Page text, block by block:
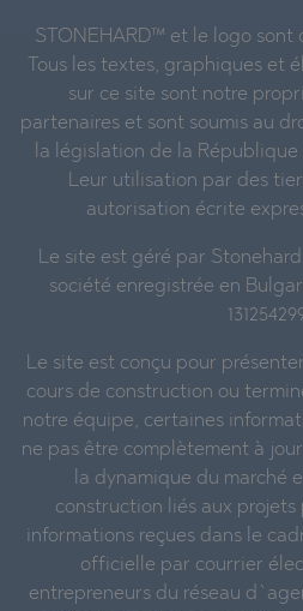
STONEHARD™ et le logo sont
Tous les textes, graphiques et
sur ce site sont notre
partenaires et sont soumis au
la législation de la
Leur utilisation par des
autorisation écrite
Le site est géré par
société enregistrée en
Le site est conçu pour
cours de construction ou
notre équipe, certaines
ne pas être complètement à
la dynamique du marché
construction liés aux projets
informations reçues dans le
officielle par courrier
entrepreneurs du réseau